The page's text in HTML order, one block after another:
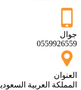
العربية السعودية